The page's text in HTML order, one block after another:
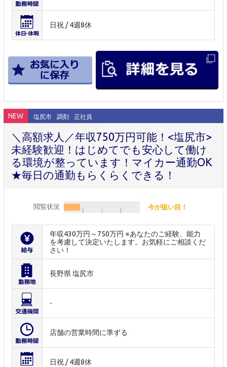
日祝 / 4週8休
NEW 塩尻市 調剤 正社員
＼高額求人／年収750万円可能！<塩尻市>
未経験歓迎！はじめてでも安心して働け
る環境が整っています！マイカー通勤OK
★毎日の通勤もらくらくできる！
閲覧状況 今が狙い目！
年収430万円～750万円 ※あなたのご経験、能力
を考慮して決定いたします。お気軽にご相談くだ
さい！
長野県 塩尻市
-
店舗の営業時間に準ずる
日祝 / 4週8休